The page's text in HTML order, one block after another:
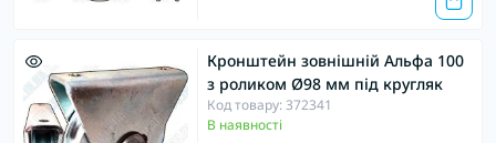
Кронштейн зовнішній Альфа 100
з роликом Ø98 мм під кругляк
Код товару: 372341
В наявності